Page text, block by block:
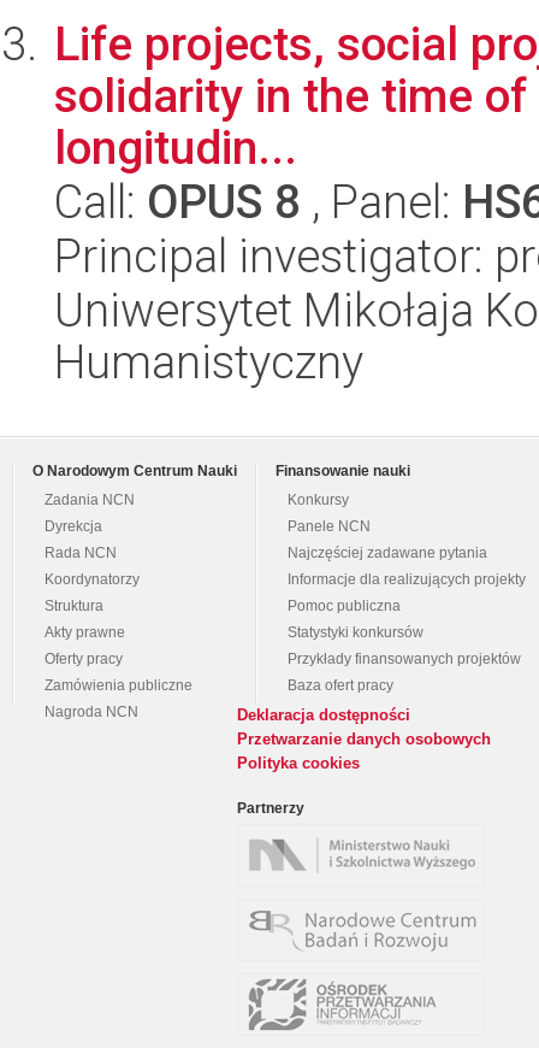
Life projects, social
solidarity in the time
longitudin...
Call: OPUS 8 , Panel:
Principal investigator:
Uniwersytet Mikołaja
Humanistyczny
O Narodowym Centrum Nauki
Zadania NCN
Dyrekcja
Rada NCN
Koordynatorzy
Struktura
Akty prawne
Oferty pracy
Zamówienia publiczne
Nagroda NCN
Finansowanie nauki
Konkursy
Panele NCN
Najczęściej zadawane pytania
Informacje dla realizujących projekty
Pomoc publiczna
Statystyki konkursów
Przykłady finansowanych projektów
Baza ofert pracy
Deklaracja dostępności
Przetwarzanie danych osobowych
Polityka cookies
Partnerzy